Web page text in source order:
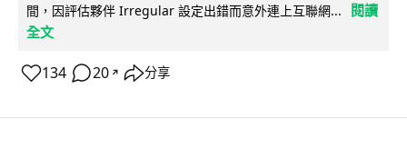
間，因評估夥伴 Irregular 設定出錯而意外連上互聯網...
閱讀
全文
134 20 ↗ 分享